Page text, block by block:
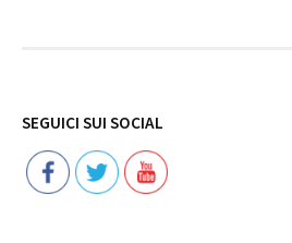
SEGUICI SUI SOCIAL